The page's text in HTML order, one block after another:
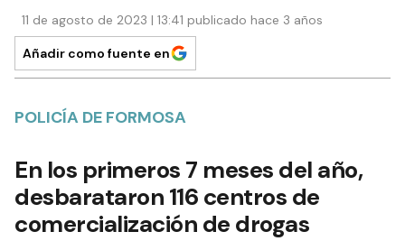
11 de agosto de 2023 | 13:41 publicado hace 3 años
Añadir como fuente en
POLICÍA DE FORMOSA
En los primeros 7 meses del año,
desbarataron 116 centros de
comercialización de drogas